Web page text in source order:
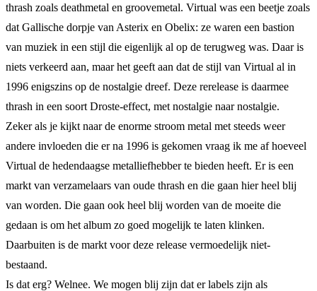
thrash zoals deathmetal en groovemetal. Virtual was een beetje zoals
dat Gallische dorpje van Asterix en Obelix: ze waren een bastion
van muziek in een stijl die eigenlijk al op de terugweg was. Daar is
niets verkeerd aan, maar het geeft aan dat de stijl van Virtual al in
1996 enigszins op de nostalgie dreef. Deze rerelease is daarmee
thrash in een soort Droste-effect, met nostalgie naar nostalgie.
Zeker als je kijkt naar de enorme stroom metal met steeds weer
andere invloeden die er na 1996 is gekomen vraag ik me af hoeveel
Virtual de hedendaagse metalliefhebber te bieden heeft. Er is een
markt van verzamelaars van oude thrash en die gaan hier heel blij
van worden. Die gaan ook heel blij worden van de moeite die
gedaan is om het album zo goed mogelijk te laten klinken.
Daarbuiten is de markt voor deze release vermoedelijk niet-
bestaand.
Is dat erg? Welnee. We mogen blij zijn dat er labels zijn als